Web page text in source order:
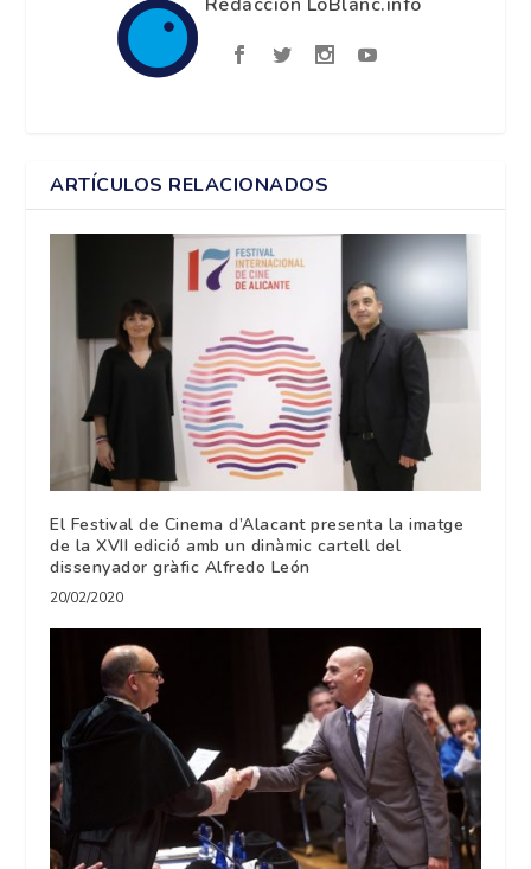
ARTÍCULOS RELACIONADOS
El Festival de Cinema d’Alacant presenta la imatge
de la XVII edició amb un dinàmic cartell del
dissenyador gràfic Alfredo León
20/02/2020